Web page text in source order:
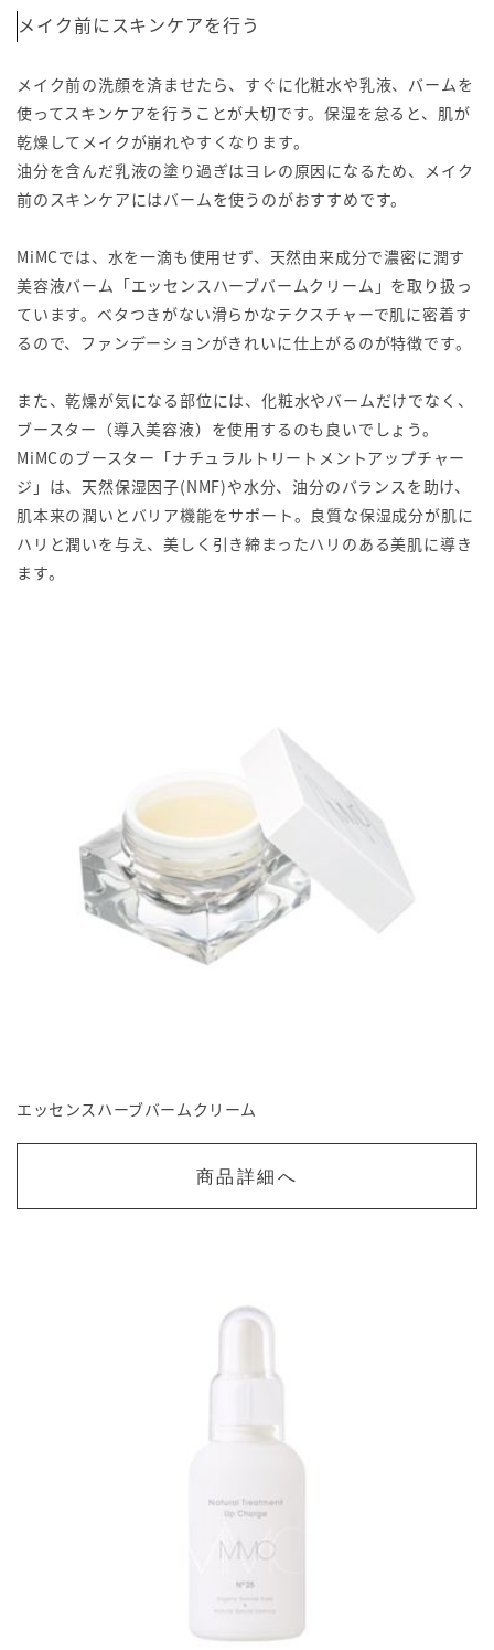
メイク前にスキンケアを行う
メイク前の洗顔を済ませたら、すぐに化粧水や乳液、バームを
使ってスキンケアを行うことが大切です。保湿を怠ると、肌が
乾燥してメイクが崩れやすくなります。
油分を含んだ乳液の塗り過ぎはヨレの原因になるため、メイク
前のスキンケアにはバームを使うのがおすすめです。
MiMCでは、水を一滴も使用せず、天然由来成分で濃密に潤す
美容液バーム「エッセンスハーブバームクリーム」を取り扱っ
ています。ベタつきがない滑らかなテクスチャーで肌に密着す
るので、ファンデーションがきれいに仕上がるのが特徴です。
また、乾燥が気になる部位には、化粧水やバームだけでなく、
ブースター（導入美容液）を使用するのも良いでしょう。
MiMCのブースター「ナチュラルトリートメントアップチャー
ジ」は、天然保湿因子(NMF)や水分、油分のバランスを助け、
肌本来の潤いとバリア機能をサポート。良質な保湿成分が肌に
ハリと潤いを与え、美しく引き締まったハリのある美肌に導き
ます。
エッセンスハーブバームクリーム
商品詳細へ